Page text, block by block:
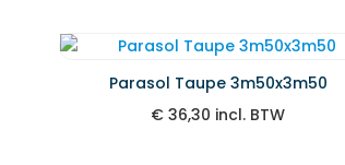
Parasol Taupe 3m50x3m50
€ 36,30 incl. BTW